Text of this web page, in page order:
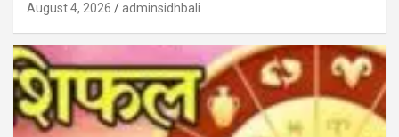
August 4, 2026 adminsidhbali